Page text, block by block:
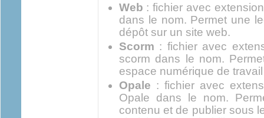
Web : fichier avec
dans le nom. Permet une
dépôt sur un site web.
Scorm : fichier avec
scorm dans le nom.
espace numérique de
Opale : fichier avec
Opale dans le nom.
contenu et de publier sous